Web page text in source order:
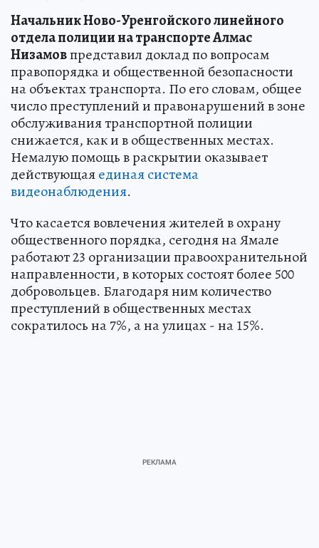
Начальник Ново-Уренгойского линейного
отдела полиции на транспорте Алмас
Низамовпредставил доклад по вопросам
правопорядка и общественной безопасности
на объектах транспорта. По его словам, общее
число преступлений и правонарушений в зоне
обслуживания транспортной полиции
снижается, как и в общественных местах.
Немалую помощь в раскрытии оказывает
действующаяединая система
видеонаблюдения.
Что касается вовлечения жителей в охрану
общественного порядка, сегодня на Ямале
работают 23 организации правоохранительной
направленности, в которых состоят более 500
добровольцев. Благодаря ним количество
преступлений в общественных местах
сократилось на 7%, а на улицах - на 15%.